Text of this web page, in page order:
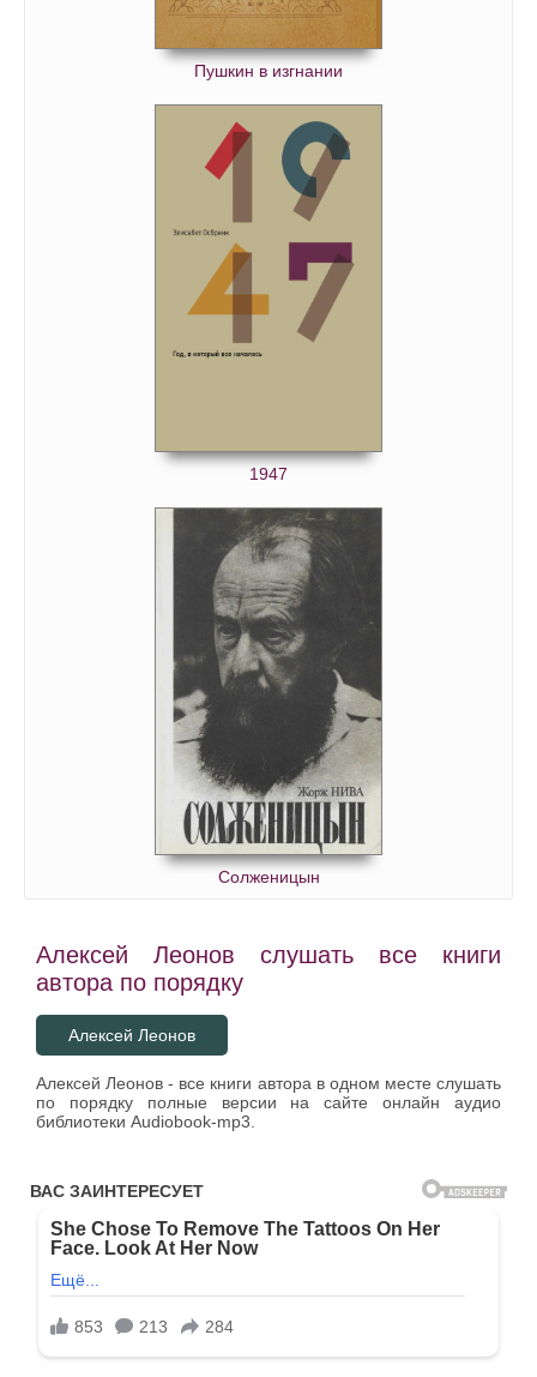
Пушкин в изгнании
1947
Солженицын
Алексей Леонов слушать все книги
автора по порядку
Алексей Леонов
Алексей Леонов - все книги автора в одном месте слушать
по порядку полные версии на сайте онлайн аудио
библиотеки Audiobook-mp3.